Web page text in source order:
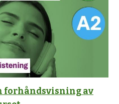
forhåndsvisning av